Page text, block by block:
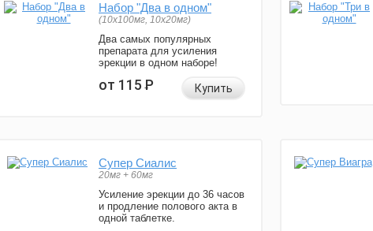
Набор "Два в одном"
(10x100мг, 10x20мг)
Два самых популярных
препарата для усиления
эрекции в одном наборе!
от 115Р Купить
Супер Сиалис
20мг + 60мг
Усиление эрекции до 36 часов
и продление полового акта в
одной таблетке.